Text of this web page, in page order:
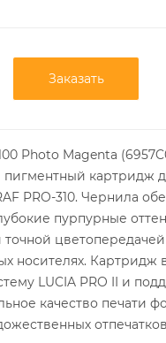
Заказать
Photo Magenta
картридж
PRO-310. Чернила
пурпурные
носителях. Картридж
LUCIA PRO II и
качество печати